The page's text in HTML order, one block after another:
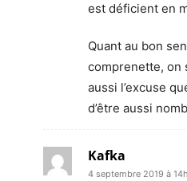
est déficient en
Quant au bon
comprenette, on
aussi l’excuse
d’être aussi
Kafka
4 septembre 2019 à